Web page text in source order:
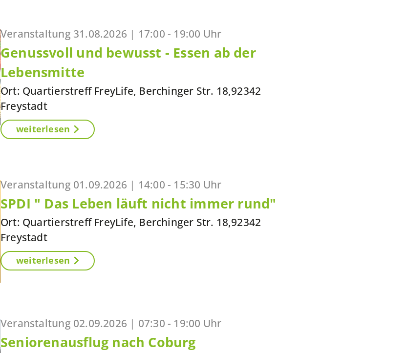
Veranstaltung 31.08.2026 | 17:00 - 19:00 Uhr
Genussvoll und bewusst - Essen ab der
Lebensmitte
Ort: Quartierstreff FreyLife, Berchinger Str. 18,92342
Freystadt
weiterlesen
Veranstaltung 01.09.2026 | 14:00 - 15:30 Uhr
SPDI " Das Leben läuft nicht immer rund"
Ort: Quartierstreff FreyLife, Berchinger Str. 18,92342
Freystadt
weiterlesen
Veranstaltung 02.09.2026 | 07:30 - 19:00 Uhr
Seniorenausflug nach Coburg